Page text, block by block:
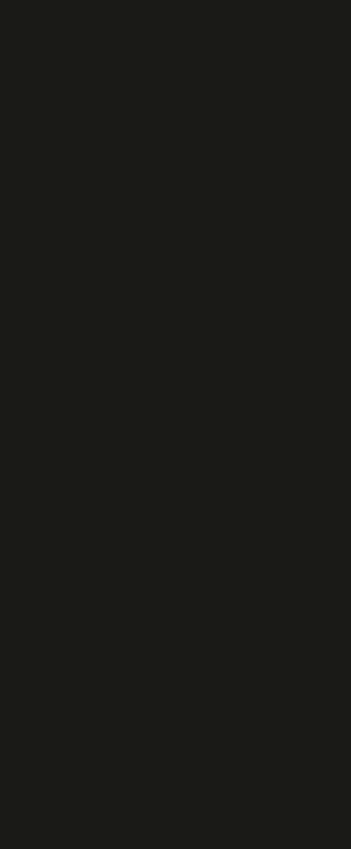
condições de obter conquistas
é a longo prazo, o ex-jogador